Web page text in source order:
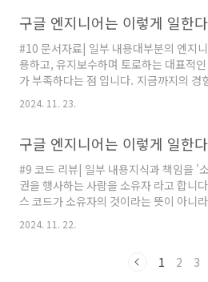
다. 애자일, 스프린트 방식이 전반적으로
로그램의 배포주기는 더욱 더 짧아지기
포, 롤백, 각종 트러블 슈팅의 빈도 수도
중요성이 더 대두된다. | 일부 내용테스
린 조직을 경험해보지 못한 개발자는 테
#10 문서자료| 일부 내용대부분의 엔지
용하고, 유지보수하며 토로하는 대표적
가 부족하다는 점 입니다. 지금까지의 경
도 문서자료의 부족함이 없다는 이야기는
자료가 부족하다는 이야기 뿐이었다. |
를 코드처럼 취급하여 엔지니어링 워크
니다. 그 결과 엔지니어들이 간단한 문서
하는 일이 한결 수월해졌습니다.
redoc 등 이를 활용할 수 있는 도구들이
사람들이 최소한 API 명세에 한해서는
2024. 11. 23.
#9 코드 리뷰| 일부 내용지식과 책임을 '
권을 행사하는 사람을 소유자 라고 합니
스 코드가 소유자의 것이라는 뜻이 아니
지켜지도록 관리한다는 의미의 소유 입니
치가 지켜지도록 관리한다'코드 리뷰를
율성 및 가독성만을 탐독하지 않았나 반
2024. 11. 22.
1 2 3